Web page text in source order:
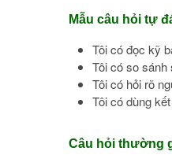
Mẫu câu hỏi tự
Tôi có đọc kỹ
Tôi có so sánh
Tôi có hỏi rõ
Tôi có dùng
Câu hỏi thường